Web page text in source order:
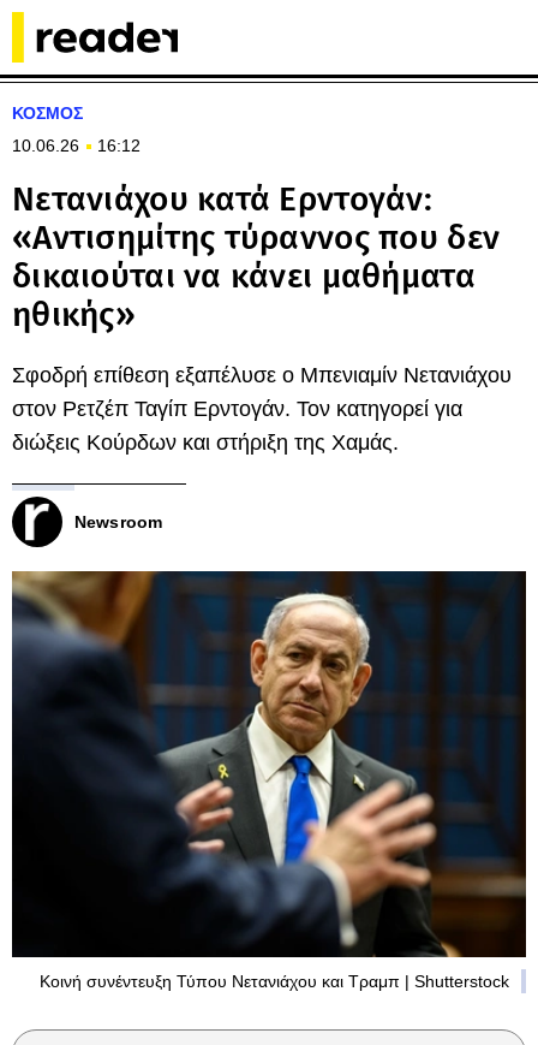
ΚΟΣΜΟΣ
10.06.26
16:12
Νετανιάχου κατά Ερντογάν:
«Αντισημίτης τύραννος που δεν
δικαιούται να κάνει μαθήματα
ηθικής»
Σφοδρή επίθεση εξαπέλυσε ο Μπενιαμίν Νετανιάχου
στον Ρετζέπ Ταγίπ Ερντογάν. Τον κατηγορεί για
διώξεις Κούρδων και στήριξη της Χαμάς.
Newsroom
Κοινή συνέντευξη Τύπου Νετανιάχου και Τραμπ | Shutterstock